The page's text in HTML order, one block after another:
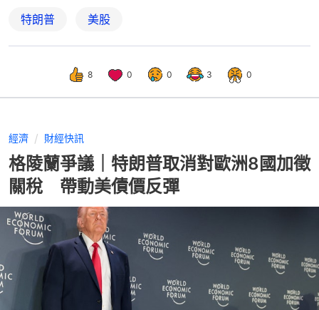
特朗普 美股
8 0 0 3 0
經濟 財經快訊
格陵蘭爭議｜特朗普取消對歐洲8國加徵
關稅 帶動美債價反彈